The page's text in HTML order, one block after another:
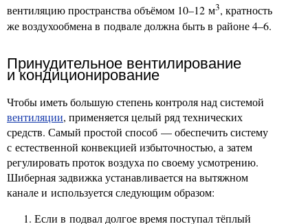
вентиляцию пространства объёмом 10–12 м3, кратность
же воздухообмена в подвале должна быть в районе 4–6.
Принудительное вентилирование
и кондиционирование
Чтобы иметь большую степень контроля над системой
вентиляции, применяется целый ряд технических
средств. Самый простой способ — обеспечить систему
с естественной конвекцией избыточностью, а затем
регулировать проток воздуха по своему усмотрению.
Шиберная задвижка устанавливается на вытяжном
канале и используется следующим образом:
Если в подвал долгое время поступал тёплый